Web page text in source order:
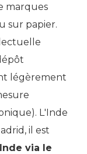
marques
sur papier.
légèrement
L'Inde
il est
via le